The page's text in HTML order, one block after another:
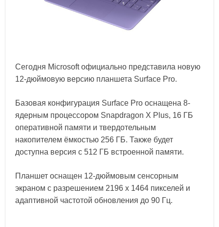
Сегодня Microsoft официально представила новую
12-дюймовую версию планшета Surface Pro.
Базовая конфигурация Surface Pro оснащена 8-
ядерным процессором Snapdragon X Plus, 16 ГБ
оперативной памяти и твердотельным
накопителем ёмкостью 256 ГБ. Также будет
доступна версия с 512 ГБ встроенной памяти.
Планшет оснащен 12-дюймовым сенсорным
экраном с разрешением 2196 x 1464 пикселей и
адаптивной частотой обновления до 90 Гц.